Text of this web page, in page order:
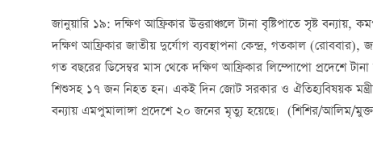
জানুয়ারি ১৯: দক্ষিণ আফ্রিকার উত্তরাঞ্চলে টানা বৃষ্টিপাতে সৃষ্ট বন্যায়,
দক্ষিণ আফ্রিকার জাতীয় দুর্যোগ ব্যবস্থাপনা কেন্দ্র, গতকাল (রোববার),
গত বছরের ডিসেম্বর মাস থেকে দক্ষিণ আফ্রিকার লিম্পোপো প্রদেশে
শিশুসহ ১৭ জন নিহত হন। একই দিন জোট সরকার ও ঐতিহ্যবিষয়ক মন্ত্রী
বন্যায় এমপুমালাঙ্গা প্রদেশে ২০ জনের মৃত্যু হয়েছে। (শিশির/আলিম/